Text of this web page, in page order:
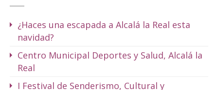
¿Haces una escapada a Alcalá la Real esta
navidad?
Centro Municipal Deportes y Salud, Alcalá la
Real
I Festival de Senderismo, Cultural y